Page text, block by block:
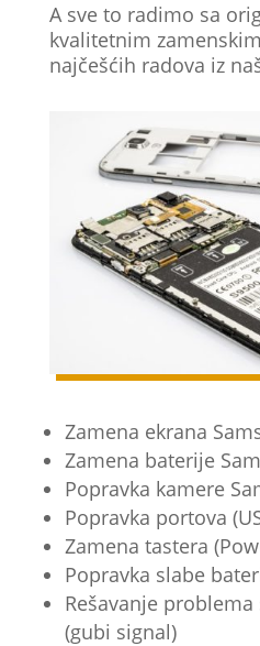
A sve to radimo sa
kvalitetnim
najčešćih radova iz
Zamena ekrana
Zamena baterije
Popravka kamere
Popravka portova
Zamena tastera
Popravka slabe
Rešavanje
(gubi signal)